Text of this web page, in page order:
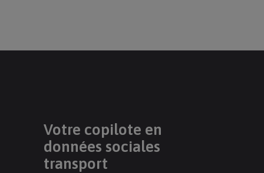
Votre copilote en
données sociales
transport